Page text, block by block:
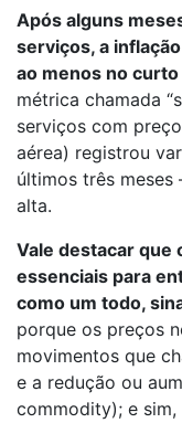
Após alguns
serviços, a
ao menos no
métrica chamada
serviços com
aérea) registrou
últimos três meses
alta.
Vale destacar que
essenciais para
como um todo,
porque os preços
movimentos que
e a redução ou
commodity); e